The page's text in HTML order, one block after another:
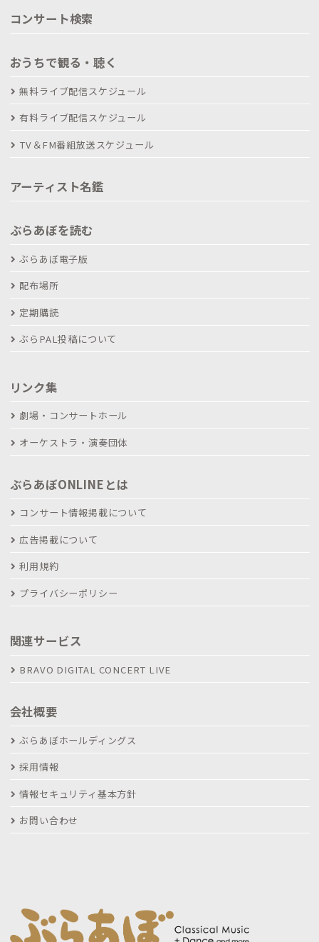
コンサート検索
おうちで観る・聴く
無料ライブ配信スケジュール
有料ライブ配信スケジュール
TV＆FM番組放送スケジュール
アーティスト名鑑
ぶらあぼを読む
ぶらあぼ電子版
配布場所
定期購読
ぶらPAL投稿について
リンク集
劇場・コンサートホール
オーケストラ・演奏団体
ぶらあぼONLINEとは
コンサート情報掲載について
広告掲載について
利用規約
プライバシーポリシー
関連サービス
BRAVO DIGITAL CONCERT LIVE
会社概要
ぶらあぼホールディングス
採用情報
情報セキュリティ基本方針
お問い合わせ